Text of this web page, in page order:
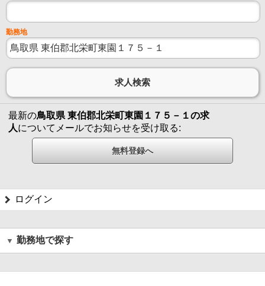
勤務地
最新の鳥取県 東伯郡北栄町東園１７５－１の求
人についてメールでお知らせを受け取る:
ログイン
勤務地で探す